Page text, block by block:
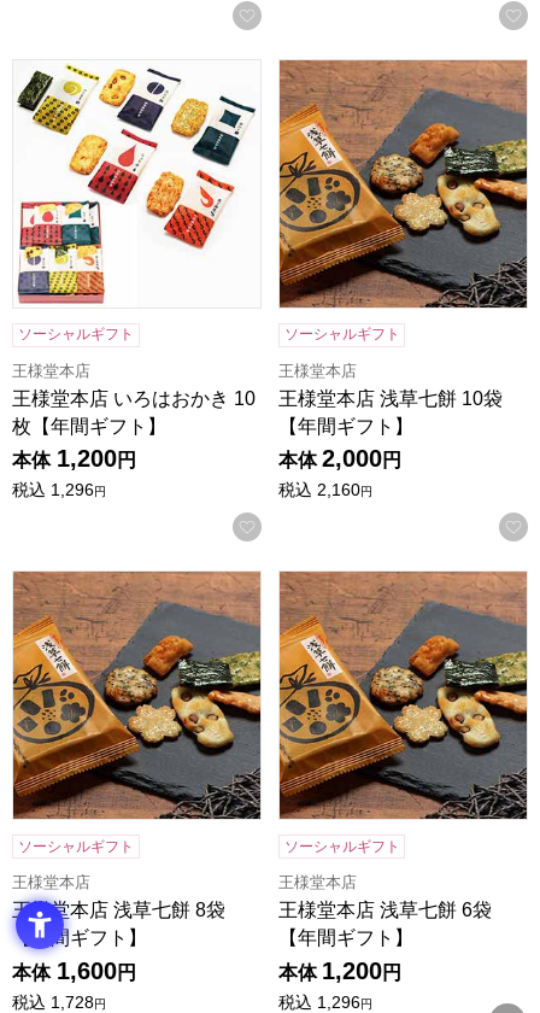
お気に入りに登録する
王様堂本店 いろはおかき 10枚【年間ギフト】
ソーシャルギフト
王様堂本店
王様堂本店 いろはおかき 10
枚【年間ギフト】
本体 1,200円
税込 1,296円
お気に入りに登録する
王様堂本店 浅草七餅 10袋【
ソーシャルギフト
王様堂本店
王様堂本店 浅草七餅 10袋
【年間ギフト】
本体 2,000円
税込 2,160円
王様堂本店 浅草七餅 8袋【年間ギフト】
ソーシャルギフト
王様堂本店
王様堂本店 浅草七餅 8袋
【年間ギフト】
本体 1,600円
税込 1,728円
王様堂本店 浅草七餅 6袋【年
ソーシャルギフト
王様堂本店
王様堂本店 浅草七餅 6袋
【年間ギフト】
本体 1,200円
税込 1,296円